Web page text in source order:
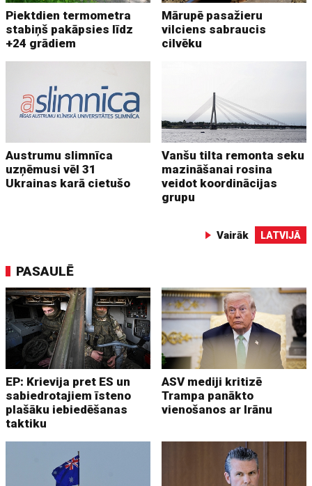
Piektdien termometra
stabiņš pakāpsies līdz
+24 grādiem
Mārupē pasažieru
vilciens sabraucis
cilvēku
Austrumu slimnīca
uzņēmusi vēl 31
Ukrainas karā cietušo
Vanšu tilta remonta seku
mazināšanai rosina
veidot koordinācijas
grupu
Vairāk LATVIJĀ
PASAULĒ
EP: Krievija pret ES un
sabiedrotajiem īsteno
plašāku iebiedēšanas
taktiku
ASV mediji kritizē
Trampa panākto
vienošanos ar Irānu